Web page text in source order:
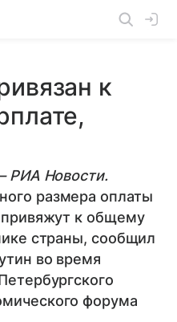
к
РИА Новости.
размера оплаты
к общему
страны, сообщил
во время
форума